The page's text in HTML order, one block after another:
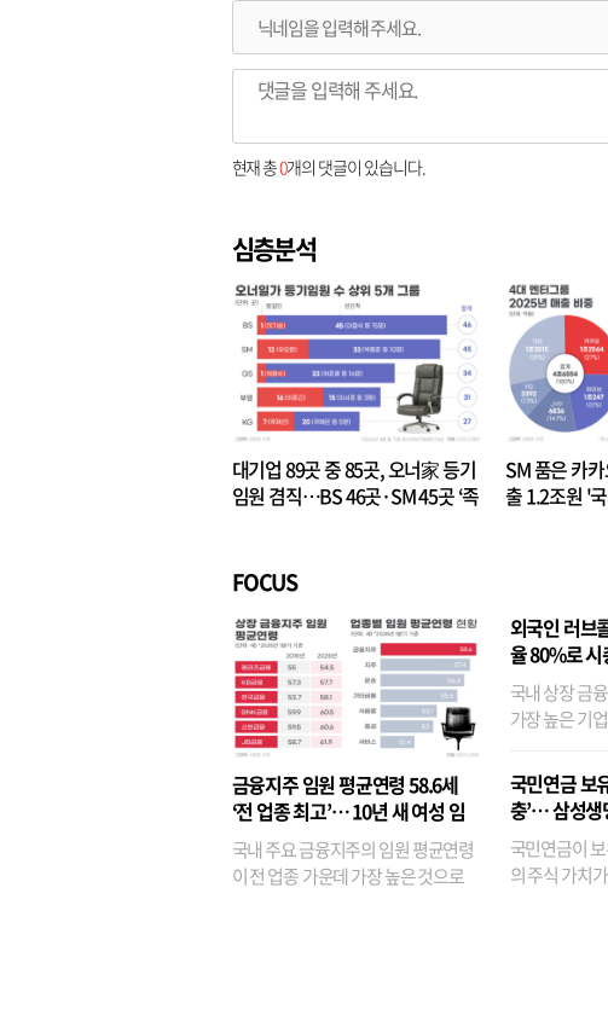
현재 총0개의 댓글이 있습니다.
심층분석
대기업 89곳 중 85곳, 오너家 등기
임원 겸직…BS 46곳·SM 45곳 ‘족
SM 품은 카
출 1.2조원 '
FOCUS
금융지주 임원 평균연령 58.6세
‘전 업종 최고’… 10년 새 여성 임
원은 14배 껑충
국내 주요 금융지주의 임원 평균연령
이 전 업종 가운데 가장 높은 것으로
외국인 러브
율 80%로 시
국내 상장 금
가장 높은 기
융이었다. 특
기관투자자
국민연금 보
충’… 삼성생
국민연금이
의 주식 가치